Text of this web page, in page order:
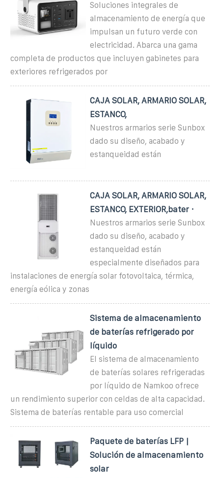
Soluciones integrales de
almacenamiento de energía que
impulsan un futuro verde con
electricidad. Abarca una gama
completa de productos que incluyen gabinetes para
exteriores refrigerados por
CAJA SOLAR, ARMARIO SOLAR,
ESTANCO,
Nuestros armarios serie Sunbox
dado su diseño, acabado y
estanqueidad están
CAJA SOLAR, ARMARIO SOLAR,
ESTANCO, EXTERIOR,bater ·
Nuestros armarios serie Sunbox
dado su diseño, acabado y
estanqueidad están
especialmente diseñados para
instalaciones de energía solar fotovoltaica, térmica,
energía eólica y zonas
Sistema de almacenamiento
de baterías refrigerado por
líquido
El sistema de almacenamiento
de baterías solares refrigeradas
por líquido de Namkoo ofrece
un rendimiento superior con celdas de alta capacidad.
Sistema de baterías rentable para uso comercial
Paquete de baterías LFP |
Solución de almacenamiento
solar